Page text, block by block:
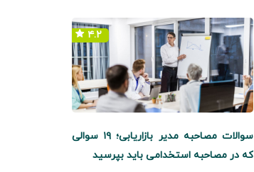
۴.۲
سوالات مصاحبه مدیر بازاریابی؛ ۱۹ سوالی
که در مصاحبه استخدامی باید بپرسید